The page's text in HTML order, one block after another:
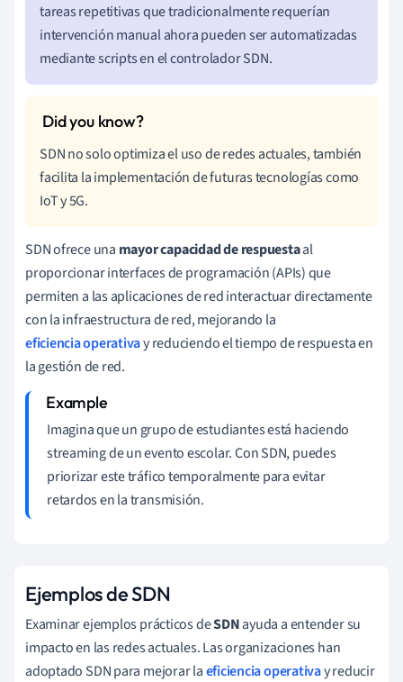
tareas repetitivas que tradicionalmente requerían
intervención manual ahora pueden ser automatizadas
mediante scripts en el controlador SDN.
SDN no solo optimiza el uso de redes actuales, también
facilita la implementación de futuras tecnologías como
IoT y 5G.
SDN ofrece una mayor capacidad de respuestaal
proporcionar interfaces de programación (APIs) que
permiten a las aplicaciones de red interactuar directamente
con la infraestructura de red, mejorando la
eficiencia operativay reduciendo el tiempo de respuesta en
la gestión de red.
Imagina que un grupo de estudiantes está haciendo
streaming de un evento escolar. Con SDN, puedes
priorizar este tráfico temporalmente para evitar
retardos en la transmisión.
Ejemplos de SDN
Examinar ejemplos prácticos deSDNayuda a entender su
impacto en las redes actuales. Las organizaciones han
adoptado SDN para mejorar laeficiencia operativay reducir